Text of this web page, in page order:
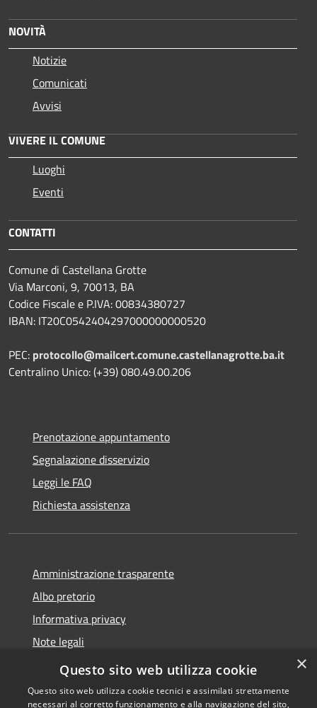
NOVITÀ
Notizie
Comunicati
Avvisi
VIVERE IL COMUNE
Luoghi
Eventi
CONTATTI
Comune di Castellana Grotte
Via Marconi, 9, 70013, BA
Codice Fiscale e P.IVA: 00834380727
IBAN: IT20C0542404297000000000520
PEC: protocollo@mailcert.comune.castellanagrotte.ba.it
Centralino Unico: (+39) 080.49.00.206
Prenotazione appuntamento
Segnalazione disservizio
Leggi le FAQ
Richiesta assistenza
Amministrazione trasparente
Albo pretorio
Informativa privacy
Note legali
Dichiarazione di accessibilità
×
Questo sito web utilizza cookie
Questo sito web utilizza cookie tecnici e assimilati strettamente
necessari al corretto funzionamento e alla navigazione del sito,